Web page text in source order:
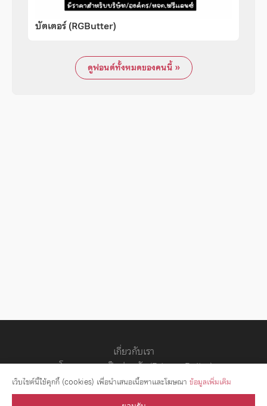
บัตเตอร์ (RGButter)
ดูฟอนต์ทั้งหมดของคนนี้ »
เกี่ยวกับเรา
นโยบายความเป็นส่วนตัว (Privacy Policy)
สัญญาอนุญาต
เว็บไซต์นี้ใช้คุกกี้ (cookies) เพื่อนำเสนอเนื้อหาและโฆษณา ข้อมูลเพิ่มเติม